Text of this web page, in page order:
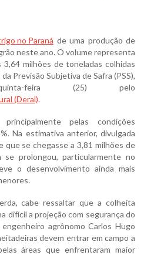
no Paraná de uma produção de
neste ano. O volume representa
milhões de toneladas colhidas
Previsão Subjetiva de Safra (PSS),
feira (25) pelo
(Deral).
pelas condições
Na estimativa anterior, divulgada
que se chegasse a 3,81 milhões de
se prolongou, particularmente no
o desenvolvimento ainda mais
cabe ressaltar que a colheita
difícil a projeção com segurança do
agrônomo Carlos Hugo
devem entrar em campo a
áreas que enfrentaram maior